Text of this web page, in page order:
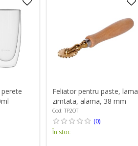
-
Feliator pentru paste, lama
zimtata, alama, 38 mm -
Zokura
Cod: TP2OT
(0)
În stoc